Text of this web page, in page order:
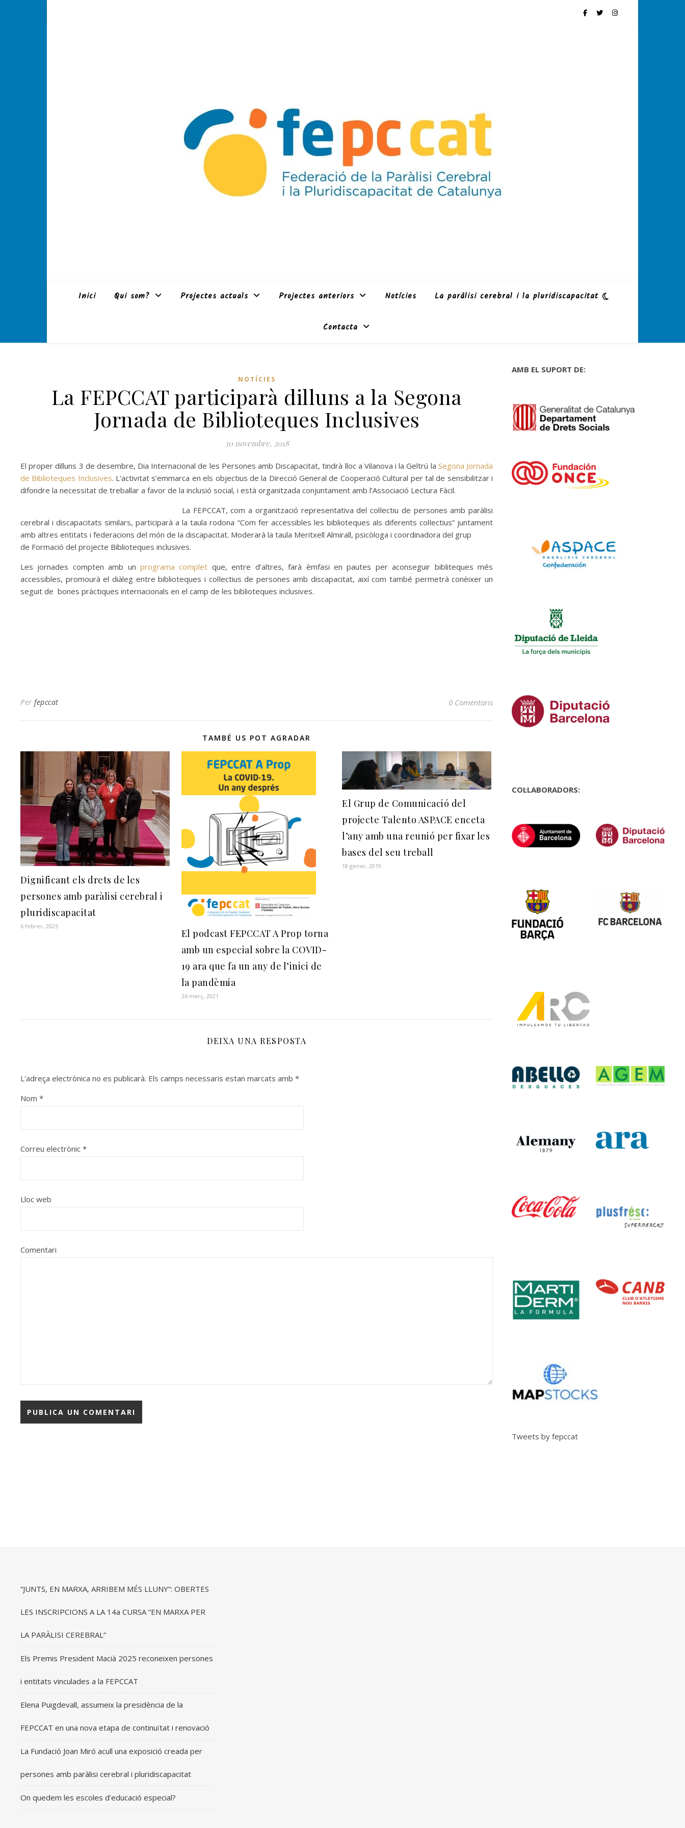
Inici Qui som? Projectes actuals Projectes anteriors Notícies La paràlisi cerebral i la pluridiscapacitat
Contacta
NOTÍCIES
La FEPCCAT participarà dilluns a la Segona
Jornada de Biblioteques Inclusives
30 novembre, 2018
El proper dilluns 3 de desembre, Dia Internacional de les Persones amb Discapacitat, tindrà lloc a Vilanova i la Geltrú la Segona Jornada
de Biblioteques Inclusives. L’activitat s’emmarca en els objectius de la Direcció General de Cooperació Cultural per tal de sensibilitzar i
difondre la necessitat de treballar a favor de la inclusió social, i està organitzada conjuntament amb l’Associació Lectura Fàcil.
La FEPCCAT, com a organització representativa del col·lectiu de persones amb paràlisi
cerebral i discapacitats similars, participarà a la taula rodona “Com fer accessibles les biblioteques als diferents col·lectius” juntament
amb altres entitats i federacions del món de la discapacitat. Moderarà la taula Meritxell Almirall, psicòloga i coordinadora del grup
de Formació del projecte Biblioteques inclusives.
Les jornades compten amb unprograma complet que, entre d’altres, farà èmfasi en pautes per aconseguir bibliteques més
accessibles, promourà el diàleg entre biblioteques i col·lectius de persones amb discapacitat, així com també permetrà conèixer un
seguit de bones pràctiques internacionals en el camp de les biblioteques inclusives.
Per fepccat 0 Comentaris
TAMBÉ US POT AGRADAR
Dignificant els drets de les
persones amb paràlisi cerebral i
pluridiscapacitat
6 febrer, 2025
El podcast FEPCCAT A Prop torna
amb un especial sobre la COVID-
19 ara que fa un any de l’inici de
la pandèmia
26 març, 2021
El Grup de Comunicació del
projecte Talento ASPACE enceta
l’any amb una reunió per fixar les
bases del seu treball
18 gener, 2019
DEIXA UNA RESPOSTA
L'adreça electrònica no es publicarà. Els camps necessaris estan marcats amb *
Nom *
Correu electrònic *
Lloc web
Comentari
AMB EL SUPORT DE:
COL·LABORADORS:
Tweets by fepccat
“JUNTS, EN MARXA, ARRIBEM MÉS LLUNY”: OBERTES
LES INSCRIPCIONS A LA 14a CURSA “EN MARXA PER
LA PARÀLISI CEREBRAL”
Els Premis President Macià 2025 reconeixen persones
i entitats vinculades a la FEPCCAT
Elena Puigdevall, assumeix la presidència de la
FEPCCAT en una nova etapa de continuïtat i renovació
La Fundació Joan Miró acull una exposició creada per
persones amb paràlisi cerebral i pluridiscapacitat
On quedem les escoles d’educació especial?